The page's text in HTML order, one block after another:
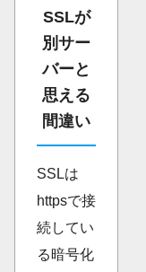
SSLが
別サー
バーと
思える
間違い
SSLは
httpsで接
続してい
る暗号化